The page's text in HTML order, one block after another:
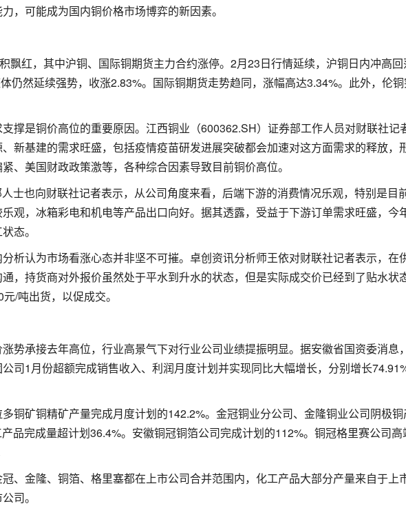
，可能成为国内铜价格市场博弈的新因素。
飘红，其中沪铜、国际铜期货主力合约涨停。2月23日行情延续，沪铜日内冲高
仍然延续强势，收涨2.83%。国际铜期货走势趋同，涨幅高达3.34%。此外，伦
撑是铜价高位的重要原因。江西铜业（600362.SH）证券部工作人员对财联社记
新基建的需求旺盛，包括疫情疫苗研发进展突破都会加速对这方面需求的释放，
、美国财政政策激等，各种综合因素导致目前铜价高位。
士也向财联社记者表示，从公司角度来看，后端下游的消费情况乐观，特别是目
观，冰箱彩电和机电等产品出口向好。据其透露，受益于下游订单需求旺盛，今
态。
析认为市场看涨心态并非坚不可摧。卓创资讯分析师王依对财联社记者表示，在
，持货商对外报价虽然处于平水到升水的状态，但是实际成交价已经到了贴水状
/吨出货，以促成交。
势承接去年高位，行业高景气下对行业公司业绩提振明显。据安徽省国资委消息
司1月份超额完成销售收入、利润月度计划并实现同比大幅增长，分别增长
铜矿铜精矿产量完成月度计划的142.2%。金冠铜业分公司、金隆铜业公司阴极
品完成量超计划36.4%。安徽铜冠铜箔公司完成计划的112%。铜冠格里赛公司高
、金隆、铜箔、格里塞都在上市公司合并范围内，化工产品大部分产量来自于上
司。